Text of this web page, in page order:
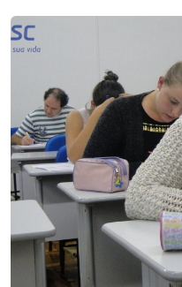
Cultura
Biblioteca
Editora
Rádio